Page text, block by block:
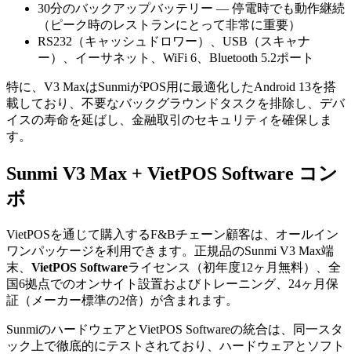
30分のバックアップバッテリー — 停電時でも動作継続
（ピーク時のレストランにとって非常に重要）
RS232（キャッシュドロワー）、USB（スキャナ
ー）、イーサネット、WiFi 6、Bluetooth 5.2ポート
特に、V3 MaxはSunmiがPOS用に最適化したAndroid 13を搭
載しており、不要なバックグラウンドタスクを排除し、デバ
イスの寿命を延ばし、金融取引のセキュリティを確保しま
す。
Sunmi V3 Max + VietPOS Software コン
ボ
VietPOSを通じて購入するF&Bチェーン顧客は、オールイン
ワンパッケージを利用できます。正規品のSunmi V3 Max端
末、 VietPOS Softwareライセンス（初年度12ヶ月無料）、全
国6拠点でのオンサイト設置およびトレーニング、24ヶ月保
証（メーカー標準の2倍）が含まれます。
SunmiのハードウェアとVietPOS Softwareの統合は、同一スタ
ック上で徹底的にテストされており、ハードウェアとソフト